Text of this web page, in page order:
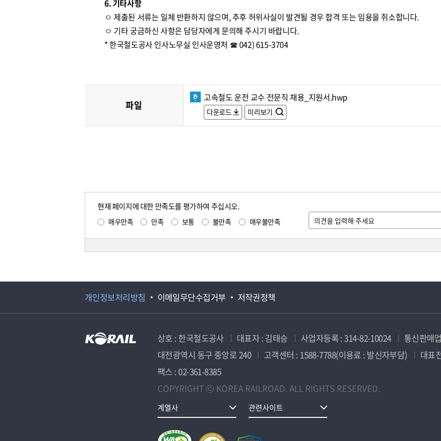
6. 기타사항
ㅇ 제출된 서류는 일체 반환하지 않으며, 추후 허위사실이 발견될 경우 합격 또는 임용을 취소합니다.
ㅇ 기타 궁금하신 사항은 담당자에게 문의해 주시기 바랍니다.
* 한국철도공사 인사노무실 인사운영처 ☎ 042) 615-3704
파일
고속철도 운전 교수 전문직 채용_지원서.hwp
다운로드 미리보기
현재 페이지에 대한 만족도를 평가하여 주십시오.
매우만족 만족 보통 불만족 매우불만족
개인정보처리방침 이메일무단수집거부 저작권정책
상호 : 한국철도공사 대표자 : 김태승 사업자등록 : 314-82-10024
통신판매
대전광역시 동구 중앙로 240
고객센터 : 1588-7788(이용료 : 발신자부담)
대표
팩스 : 02-361-8385
COPYRIGHT ⓒ KOREA RAILROAD. ALL RIGHTS RESERVED.
계열사 관련사이트